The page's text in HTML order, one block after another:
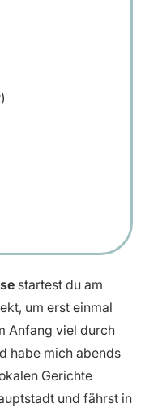
startest du am
um erst einmal
Anfang viel durch
habe mich abends
Gerichte
und fährst in